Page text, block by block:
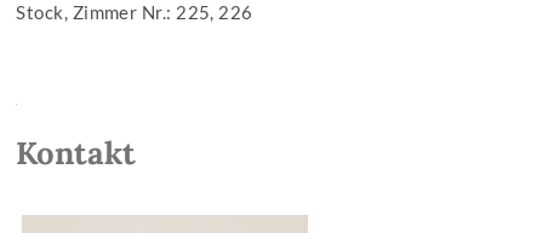
Stock, Zimmer Nr.: 225, 226
Kontakt